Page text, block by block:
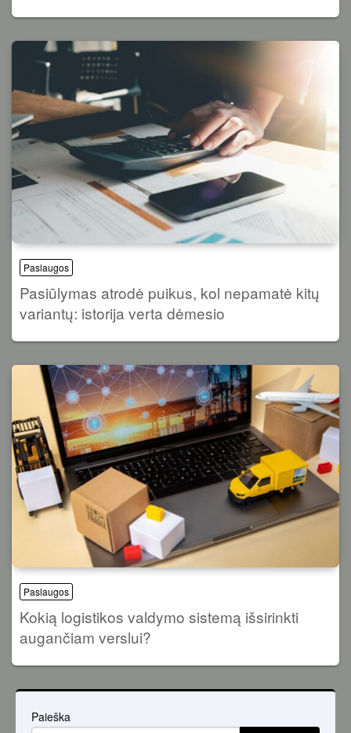
Paslaugos
Pasiūlymas atrodė puikus, kol nepamatė kitų
variantų: istorija verta dėmesio
Paslaugos
Kokią logistikos valdymo sistemą išsirinkti
augančiam verslui?
Paieška